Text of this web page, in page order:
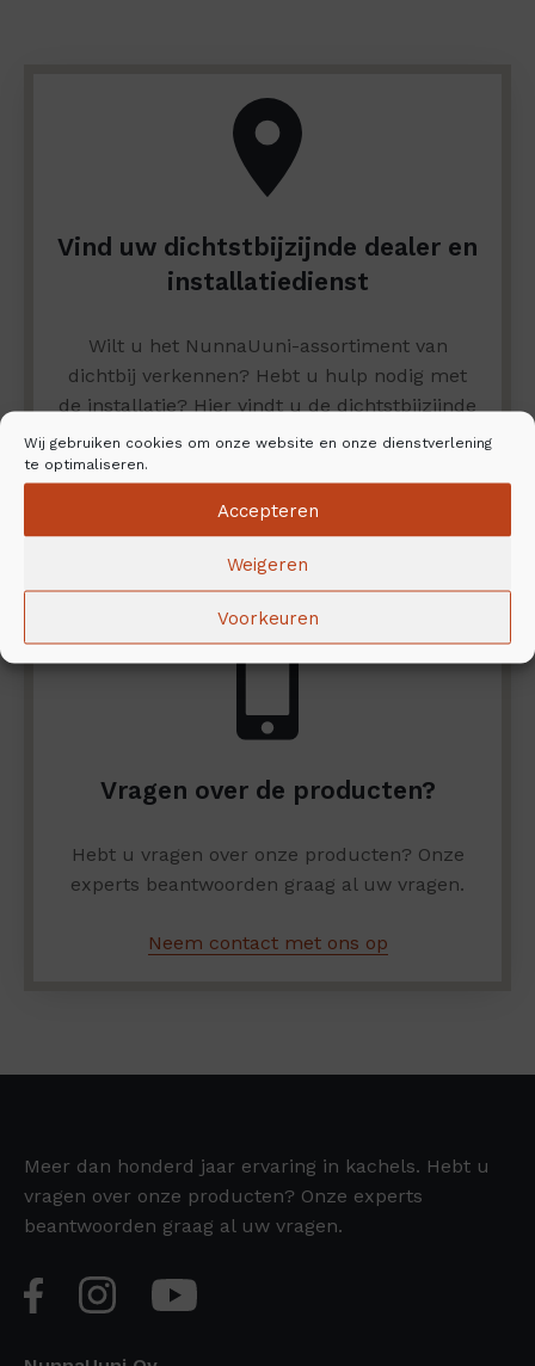
Wij gebruiken cookies om onze website en onze dienstverlening
te optimaliseren.
Accepteren
Weigeren
Voorkeuren
Vind uw dichtstbijzijnde dealer en
installatiedienst
Wilt u het NunnaUuni-assortiment van
dichtbij verkennen? Hebt u hulp nodig met
de installatie? Hier vindt u de dichtstbijzijnde
dealer en installatiebedrijf.
installatiedienst
Vragen over de producten?
Hebt u vragen over onze producten? Onze
experts beantwoorden graag al uw vragen.
Neem contact met ons op
Meer dan honderd jaar ervaring in kachels. Hebt u
vragen over onze producten? Onze experts
beantwoorden graag al uw vragen.